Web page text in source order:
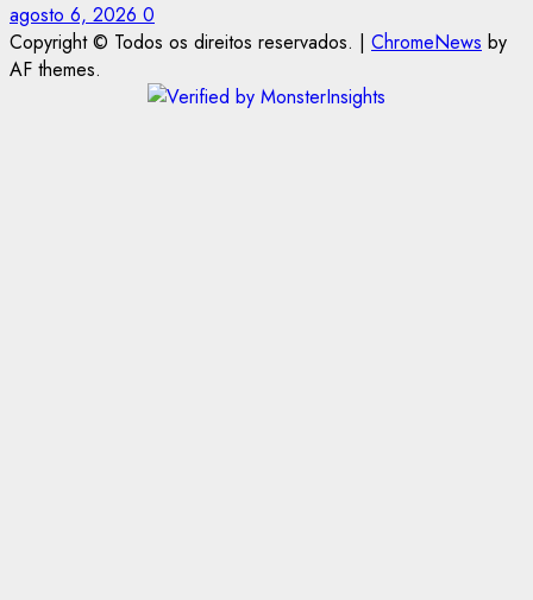
agosto 6, 2026 0
Copyright © Todos os direitos reservados. | ChromeNews by
AF themes.